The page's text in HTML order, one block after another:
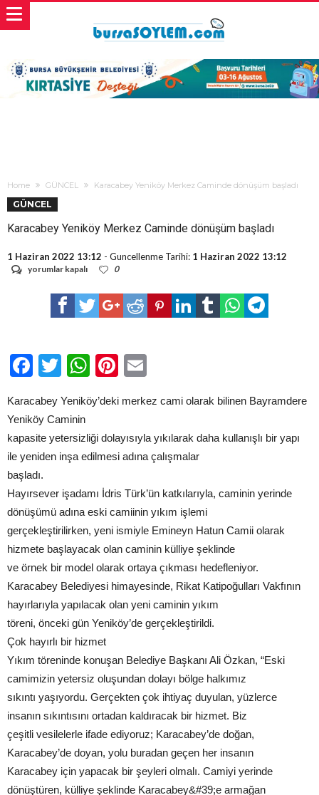
Home GÜNCEL Karacabey Yeniköy Merkez Caminde dönüşüm başladı
GÜNCEL
Karacabey Yeniköy Merkez Caminde dönüşüm başladı
1 Haziran 2022 13:12 - Guncellenme Tarihi: 1 Haziran 2022 13:12
Karacabey
Merkez
Caminde
dönüşüm
yorumlar kapalı 0
Facebook
TwitterWhatsApp
Pinterest
Karacabey Yeniköy’deki merkez cami olarak bilinen Bayramdere
Yeniköy Caminin
kapasite yetersizliği dolayısıyla yıkılarak daha kullanışlı bir yapı
ile yeniden inşa edilmesi adına çalışmalar
başladı.
Hayırsever işadamı İdris Türk’ün katkılarıyla, caminin yerinde
dönüşümü adına eski camiinin yıkım işlemi
gerçekleştirilirken, yeni ismiyle Emineyn Hatun Camii olarak
hizmete başlayacak olan caminin külliye şeklinde
ve örnek bir model olarak ortaya çıkması hedefleniyor.
Karacabey Belediyesi himayesinde, Rikat Katipoğulları Vakfının
hayırlarıyla yapılacak olan yeni caminin yıkım
töreni, önceki gün Yeniköy’de gerçekleştirildi.
Çok hayırlı bir hizmet
Yıkım töreninde konuşan Belediye Başkanı Ali Özkan, “Eski
camimizin yetersiz oluşundan dolayı bölge halkımız
sıkıntı yaşıyordu. Gerçekten çok ihtiyaç duyulan, yüzlerce
insanın sıkıntısını ortadan kaldıracak bir hizmet. Biz
çeşitli vesilelerle ifade ediyoruz; Karacabey’de doğan,
Karacabey’de doyan, yolu buradan geçen her insanın
Karacabey için yapacak bir şeyleri olmalı. Camiyi yerinde
dönüştüren, külliye şeklinde Karacabey&#39;e armağan